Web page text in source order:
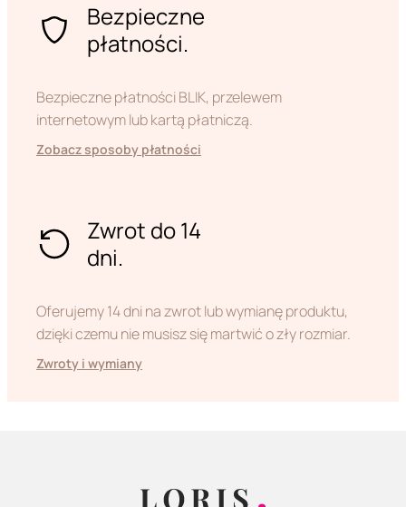
Bezpieczne
płatności.
Bezpieczne płatności BLIK, przelewem
internetowym lub kartą płatniczą.
Zobacz sposoby płatności
Zwrot do 14
dni.
Oferujemy 14 dni na zwrot lub wymianę produktu,
dzięki czemu nie musisz się martwić o zły rozmiar.
Zwroty i wymiany